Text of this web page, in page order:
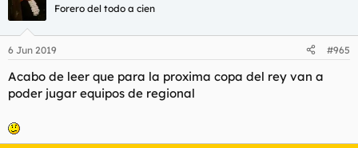
Forero del todo a cien
6 Jun 2019 #965
Acabo de leer que para la proxima copa del rey van a
poder jugar equipos de regional